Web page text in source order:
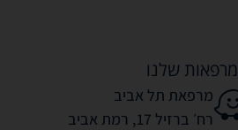
שלנו
מרפאת תל אביב
רח׳ ברזיל 17, רמת אביב